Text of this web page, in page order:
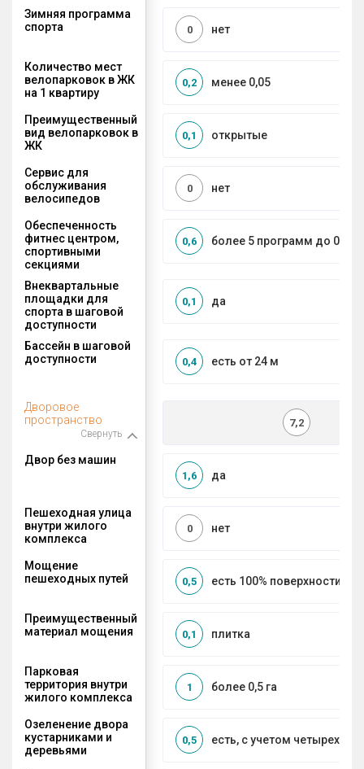
Зимняя программа
спорта
нет
0
Количество мест
велопарковок в ЖК
на 1 квартиру
менее 0,05
0,2
Преимущественный
вид велопарковок в
ЖК
открытые
0,1
Сервис для
обслуживания
велосипедов
нет
0
Обеспеченность
фитнес центром,
спортивными
секциями
более 5 программ до 0,5
0,6
Внеквартальные
площадки для
спорта в шаговой
доступности
да
0,1
Бассейн в шаговой
доступности
есть от 24 м
0,4
Дворовое
пространство
Свернуть
7,2
Двор без машин
да
1,6
Пешеходная улица
внутри жилого
комплекса
нет
0
Мощение
пешеходных путей
есть 100% поверхности
0,5
Преимущественный
материал мощения
плитка
0,1
Парковая
территория внутри
жилого комплекса
более 0,5 га
1
Озеленение двора
кустарниками и
деревьями
есть, с учетом четырех
0,5